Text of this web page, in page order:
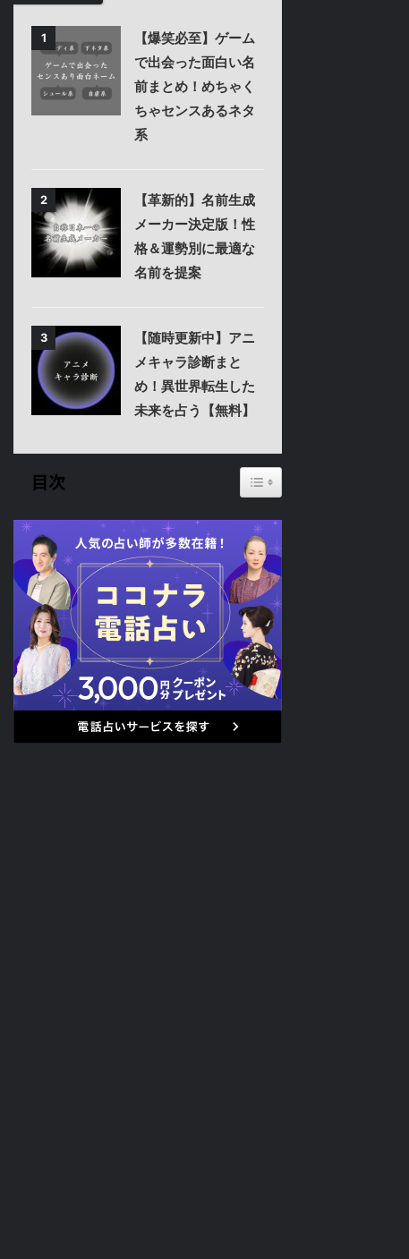
1
【爆笑必至】ゲーム
で出会った面白い名
前まとめ！めちゃく
ちゃセンスあるネタ
系
2
【革新的】名前生成
メーカー決定版！性
格＆運勢別に最適な
名前を提案
3
【随時更新中】アニ
メキャラ診断まと
め！異世界転生した
未来を占う【無料】
目次 Toggle Table of Content